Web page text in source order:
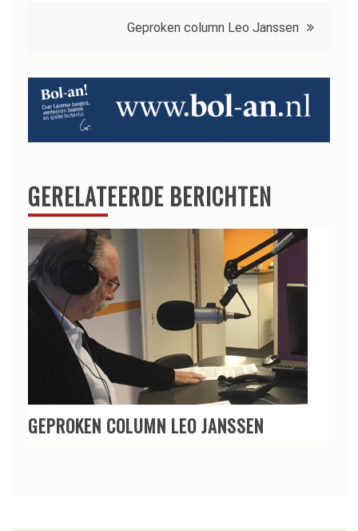
Geproken column Leo Janssen
GERELATEERDE BERICHTEN
GEPROKEN COLUMN LEO JANSSEN